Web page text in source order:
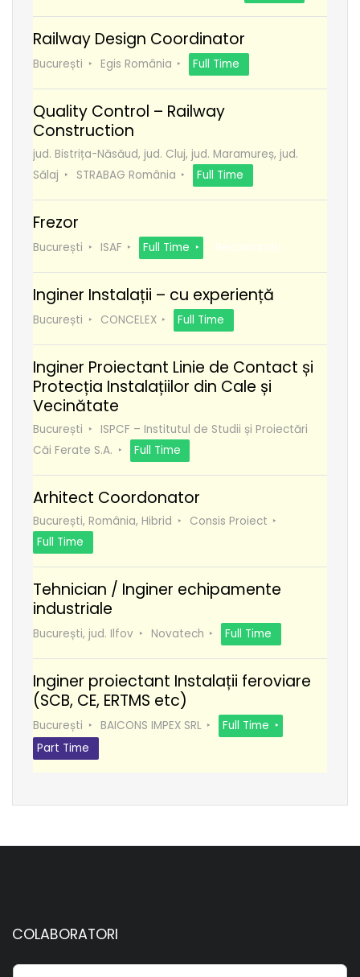
Railway Design Coordinator
București Egis România Full Time
Quality Control – Railway
Construction
jud. Bistrița-Năsăud, jud. Cluj, jud. Maramureș, jud.
Sălaj
STRABAG România Full Time
Frezor
București ISAF Full Time Recomanda
Inginer Instalații – cu experiență
București CONCELEX Full Time
Inginer Proiectant Linie de Contact și
Protecția Instalațiilor din Cale și
Vecinătate
București
ISPCF – Institutul de Studii și Proiectări
Căi Ferate S.A.
Full Time
Arhitect Coordonator
București, România, Hibrid
Consis Proiect
Full Time
Tehnician / Inginer echipamente
industriale
București, jud. Ilfov Novatech Full Time
Inginer proiectant Instalații feroviare
(SCB, CE, ERTMS etc)
București BAICONS IMPEX SRL
Full Time
Part Time
COLABORATORI